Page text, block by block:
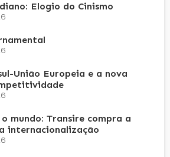
Elogio do Cinismo
União Europeia e a nova
mundo: Transire compra a
internacionalização